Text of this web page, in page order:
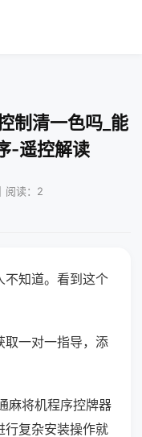
制清一色吗_能
-遥控解读
阅读：2
不知道。看到这个
取一对一指导，添
麻将机程序控牌器
行复杂安装操作就